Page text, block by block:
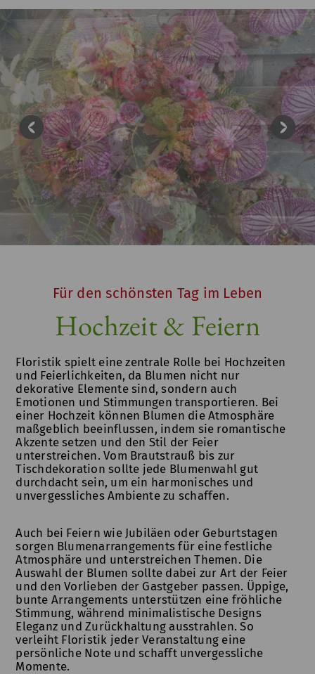
Für den schönsten Tag im Leben
Hochzeit & Feiern
Floristik spielt eine zentrale Rolle bei Hochzeiten
und Feierlichkeiten, da Blumen nicht nur
dekorative Elemente sind, sondern auch
Emotionen und Stimmungen transportieren. Bei
einer Hochzeit können Blumen die Atmosphäre
maßgeblich beeinflussen, indem sie romantische
Akzente setzen und den Stil der Feier
unterstreichen. Vom Brautstrauß bis zur
Tischdekoration sollte jede Blumenwahl gut
durchdacht sein, um ein harmonisches und
unvergessliches Ambiente zu schaffen.
Auch bei Feiern wie Jubiläen oder Geburtstagen
sorgen Blumenarrangements für eine festliche
Atmosphäre und unterstreichen Themen. Die
Auswahl der Blumen sollte dabei zur Art der Feier
und den Vorlieben der Gastgeber passen. Üppige,
bunte Arrangements unterstützen eine fröhliche
Stimmung, während minimalistische Designs
Eleganz und Zurückhaltung ausstrahlen. So
verleiht Floristik jeder Veranstaltung eine
persönliche Note und schafft unvergessliche
Momente.